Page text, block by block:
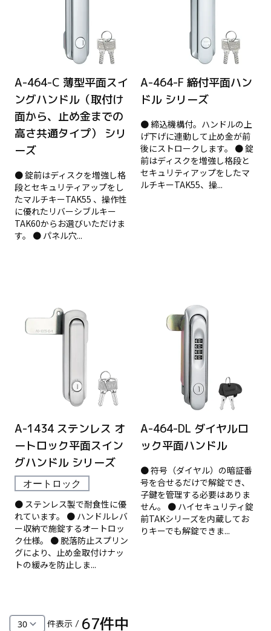
A-464-C 薄型平面スイ
ングハンドル（取付け
面から、止め金までの
高さ共通タイプ） シリ
ーズ
● 錠前はディスクを増強し格
段とセキュリティアップをし
たマルチキーTAK55 、操作性
に優れたリバーシブルキー
TAK60からお選びいただけま
す。 ● パネル穴...
A-464-F 締付平面ハン
ドル シリーズ
● 締込機構付。ハンドルの上
げ下げに連動して止め金が前
後にストロークします。 ● 錠
前はディスクを増強し格段と
セキュリティアップをしたマ
ルチキーTAK55、操...
A-1434 ステンレス オ
ートロック平面スイン
グハンドル シリーズ
オートロック
● ステンレス製で耐食性に優
れています。 ● ハンドルレバ
ー収納で施錠するオートロッ
ク仕様。 ● 脱落防止スプリン
グにより、止め金取付けナッ
トの緩みを防止しま...
A-464-DL ダイヤルロ
ック平面ハンドル
● 符号（ダイヤル）の暗証番
号を合せるだけで解錠でき、
子鍵を管理する必要はありま
せん。 ● ハイセキュリティ錠
前TAKシリーズを内蔵してお
りキーでも解錠できま...
件表示 / 67件中